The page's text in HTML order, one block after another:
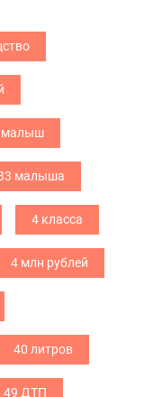
малыш
малыша
4 класса
4 млн рублей
40 литров
49 ДТП